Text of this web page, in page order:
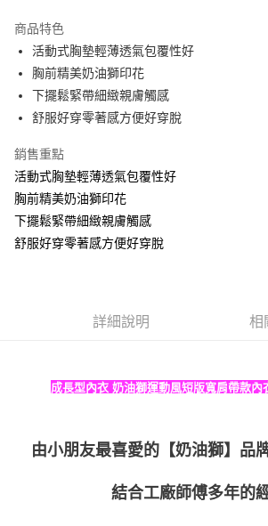
ATM付款
運送方式
全家取貨付款
付款後全家取貨
每筆NT$60，滿NT$999(含以上)免運費
每筆NT$60，滿NT$999(含以上)免運費
商品特色
活動式胸墊輕薄透氣包覆性好
胸前精美奶油獅印花
下擺鬆緊帶細緻親膚觸感
舒服好穿零著感方便好穿脫
銷售重點
活動式胸墊輕薄透氣包覆性好
胸前精美奶油獅印花
下擺鬆緊帶細緻親膚觸感
舒服好穿零著感方便好穿脫
詳細說明 相
成長型內衣 奶油獅運動風短版寬肩帶款
由小朋友最喜愛的【奶油獅】品
結合工廠師傅多年的